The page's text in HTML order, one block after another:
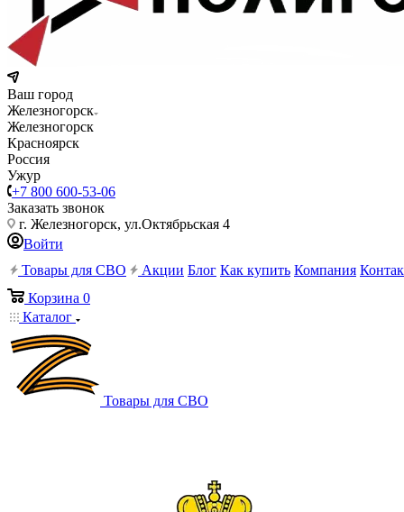
Ваш город
Железногорск
Железногорск
Красноярск
Россия
Ужур
+7 800 600-53-06
Заказать звонок
г. Железногорск, ул.Октябрьская 4
Войти
Товары для СВО
Акции Блог Как купить Компания
Корзина 0
Каталог
Товары для СВО